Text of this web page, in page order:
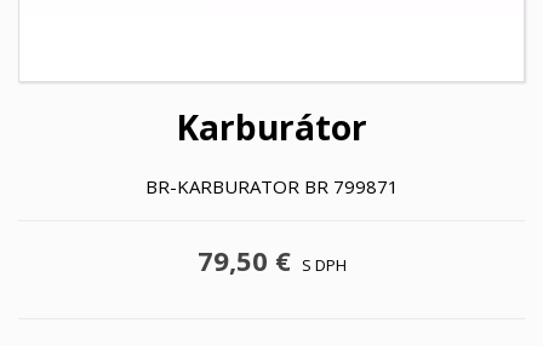
Karburátor
BR-KARBURATOR BR 799871
79,50 € S DPH